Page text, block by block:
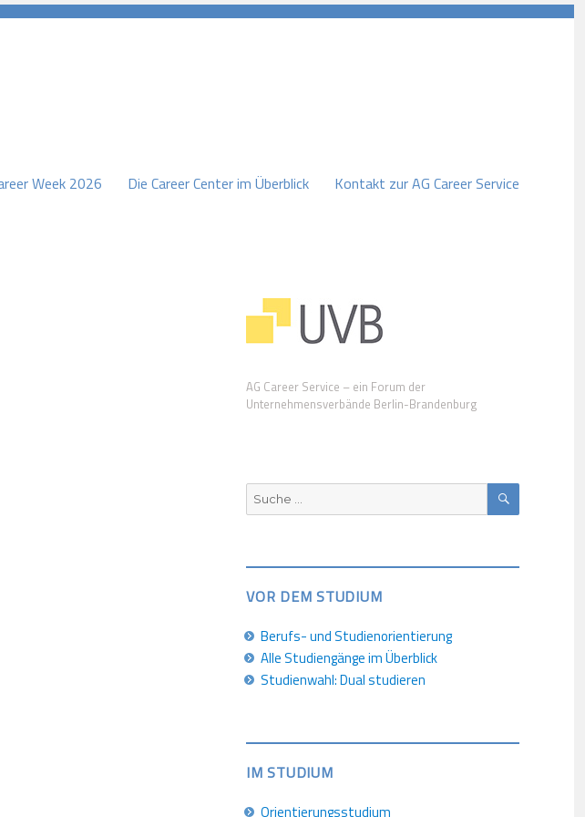
Week 2026 Die Career Center im Überblick Kontakt zur AG Career Service
AG Career Service – ein Forum der
Unternehmensverbände Berlin-Brandenburg
Suche
nach:
SUCHEN
VOR DEM STUDIUM
Berufs- und Studienorientierung
Alle Studiengänge im Überblick
Studienwahl: Dual studieren
IM STUDIUM
Orientierungsstudium